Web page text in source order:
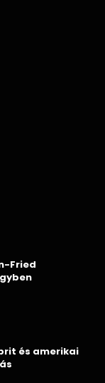
Fried
és amerikai